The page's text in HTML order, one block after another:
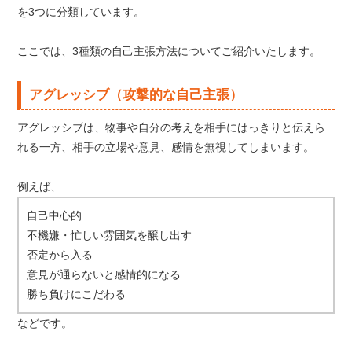
を3つに分類しています。
ここでは、3種類の自己主張方法についてご紹介いたします。
アグレッシブ（攻撃的な自己主張）
アグレッシブは、物事や自分の考えを相手にはっきりと伝えら
れる一方、相手の立場や意見、感情を無視してしまいます。
例えば、
自己中心的
不機嫌・忙しい雰囲気を醸し出す
否定から入る
意見が通らないと感情的になる
勝ち負けにこだわる
などです。